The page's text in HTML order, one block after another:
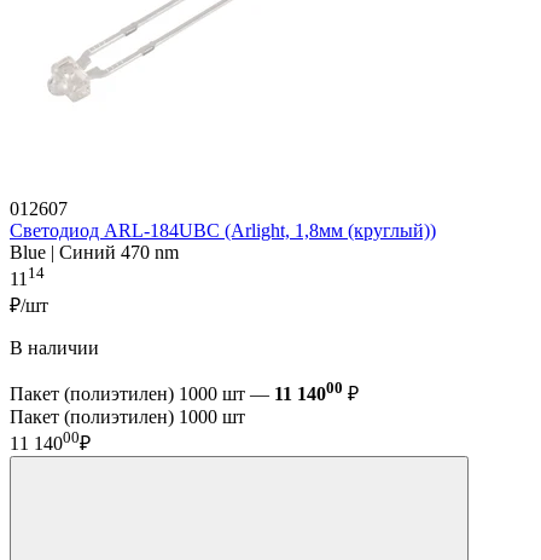
012607
Светодиод ARL-184UBC (Arlight, 1,8мм (круглый))
Blue | Синий 470 nm
1114
₽/шт
В наличии
Пакет (полиэтилен) 1000 шт — 11 14000 ₽
Пакет (полиэтилен) 1000 шт
11 14000₽